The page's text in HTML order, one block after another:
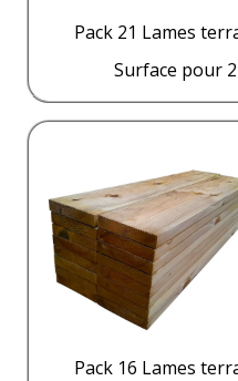
Pack 21 Lames
Surface pour
Pack 16 Lames